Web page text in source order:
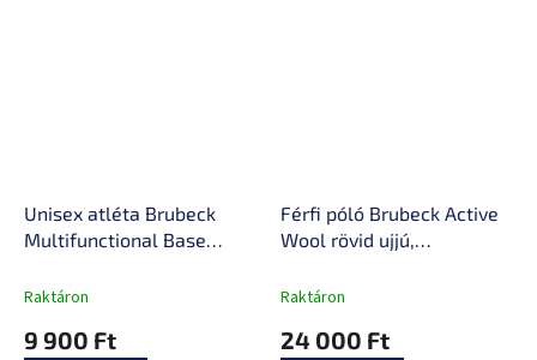
Unisex atléta Brubeck
Multifunctional Base
szellőzés, antibakteriális
szabás
Raktáron
9 900 Ft
Férfi póló Brubeck Active
Wool rövid ujjú,
antibakteriális, kétrétegű,
Raktáron
24 000 Ft